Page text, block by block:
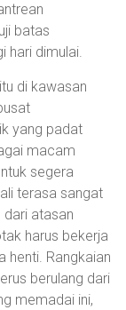
batas
hari dimulai.
di kawasan
yang padat
macam
segera
terasa sangat
dari atasan
harus bekerja
henti. Rangkaian
berulang dari
memadai ini,